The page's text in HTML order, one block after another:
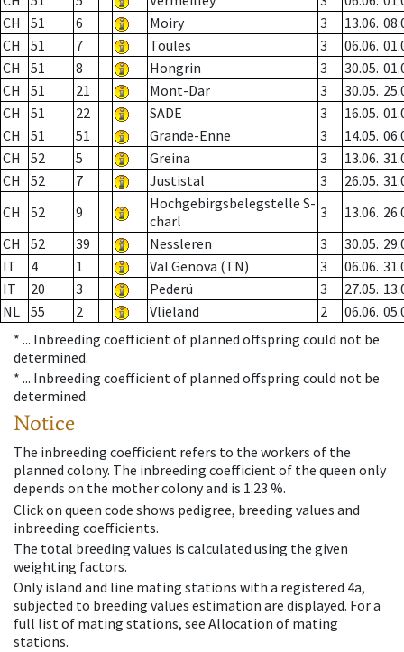
CH
51 6 Moiry 3 13.06.
CH
51 7 Toules 3 06.06.
CH
51 8 Hongrin 3 30.05.
CH
51 21 Mont-Dar 3 30.05.
CH
51 22 SADE 3 16.05.
CH
51 51 Grande-Enne 3 14.05.
CH
52 5 Greina 3 13.06.
CH
52 7 Justistal 3 26.05.
CH
52 9
Hochgebirgsbelegstelle S-
charl
3 13.06.
CH
52 39 Nessleren 3 30.05.
IT
4 1 Val Genova (TN) 3 06.06.
IT
20 3 Pederü 3 27.05.
NL 55 2 Vlieland 2 06.06.
* ... Inbreeding coefficient of planned offspring could not be
determined.
* ... Inbreeding coefficient of planned offspring could not be
determined.
Notice
The inbreeding coefficient refers to the workers of the
planned colony. The inbreeding coefficient of the queen only
depends on the mother colony and is 1.23 %.
Click on queen code shows pedigree, breeding values and
inbreeding coefficients.
The total breeding values is calculated using the given
weighting factors.
Only island and line mating stations with a registered 4a,
subjected to breeding values estimation are displayed. For a
full list of mating stations, see Allocation of mating
stations.